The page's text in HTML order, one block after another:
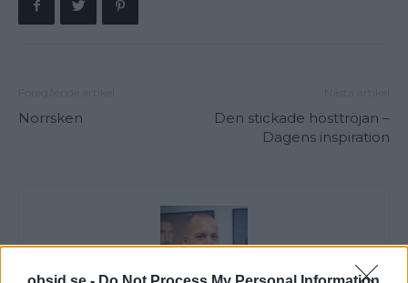
Norrsken
Den stickade hösttröjan –
Dagens inspiration